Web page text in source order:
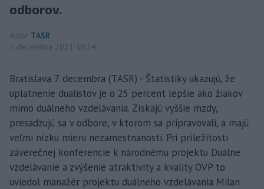
odborov.
Autor TASR
7. decembra 2021 10:34
Bratislava 7. decembra (TASR) - Štatistiky ukazujú, že
uplatnenie dualistov je o 25 percent lepšie ako žiakov
mimo duálneho vzdelávania. Získajú vyššie mzdy,
presadzujú sa v odbore, v ktorom sa pripravovali, a majú
veľmi nízku mieru nezamestnanosti. Pri príležitosti
záverečnej konferencie k národnému projektu Duálne
vzdelávanie a zvýšenie atraktivity a kvality OVP to
uviedol manažér projektu duálneho vzdelávania Milan